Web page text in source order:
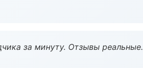
за минуту. Отзывы реальные.